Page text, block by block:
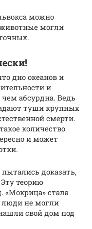
можно
могли
дно океанов и
и
абсурдна. Ведь
туши крупных
смерти.
количество
и может
доказать,
теорию
«Мокрица» стала
люди не могли
свой дом под